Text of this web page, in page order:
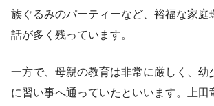
族ぐるみのパーティーなど、裕福な家庭
話が多く残っています。
一方で、母親の教育は非常に厳しく、幼
に習い事へ通っていたといいます。上田